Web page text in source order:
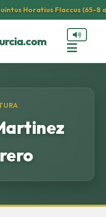
Horatius Flaccus (65-8 a.